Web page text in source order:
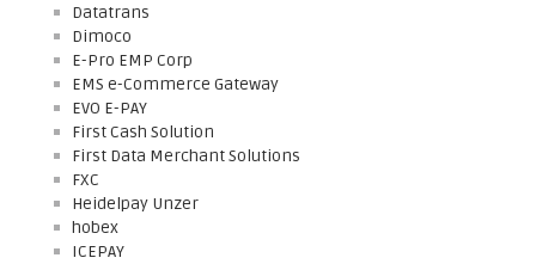
Datatrans
Dimoco
E-Pro EMP Corp
EMS e-Commerce Gateway
EVO E-PAY
First Cash Solution
First Data Merchant Solutions
FXC
Heidelpay Unzer
hobex
ICEPAY